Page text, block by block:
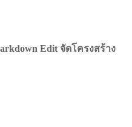
Edit จัดโครงสร้าง